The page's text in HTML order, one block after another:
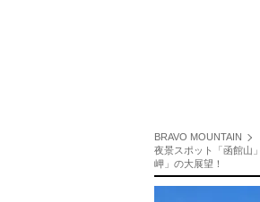
BRAVO MOUNTAIN
夜景スポット「函館山
岬」の大展望！